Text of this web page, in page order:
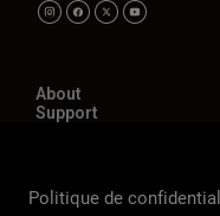
About
Support
Politique de